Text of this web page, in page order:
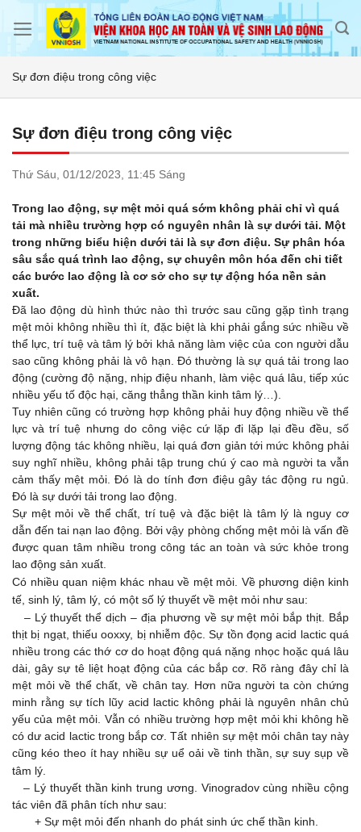
Sự đơn điệu trong công việc
Sự đơn điệu trong công việc
Thứ Sáu, 01/12/2023, 11:45 Sáng
Trong lao động, sự mệt mỏi quá sớm không phải chỉ vì quá
tải mà nhiều trường hợp có nguyên nhân là sự dưới tải. Một
trong những biểu hiện dưới tải là sự đơn điệu. Sự phân hóa
sâu sắc quá trình lao động, sự chuyên môn hóa đến chi tiết
các bước lao động là cơ sở cho sự tự động hóa nền sản
xuất.
Đã lao động dù hình thức nào thì trước sau cũng gặp tình trạng
mệt mỏi không nhiều thì ít, đặc biệt là khi phải gắng sức nhiều về
thể lực, trí tuệ và tâm lý bởi khả năng làm việc của con người dẫu
sao cũng không phải là vô hạn. Đó thường là sự quá tải trong lao
động (cường độ nặng, nhịp điệu nhanh, làm việc quá lâu, tiếp xúc
nhiều yếu tố độc hại, căng thẳng thần kinh tâm lý…).
Tuy nhiên cũng có trường hợp không phải huy động nhiều về thể
lực và trí tuệ nhưng do công việc cứ lặp đi lặp lại đều đều, số
lượng động tác không nhiều, lại quá đơn giản tới mức không phải
suy nghĩ nhiều, không phải tập trung chú ý cao mà người ta vẫn
cảm thấy mệt mỏi. Đó là do tính đơn điệu gây tác động ru ngủ.
Đó là sự dưới tải trong lao động.
Sự mệt mỏi về thể chất, trí tuệ và đặc biệt là tâm lý là nguy cơ
dẫn đến tai nạn lao động. Bởi vậy phòng chống mệt mỏi là vấn đề
được quan tâm nhiều trong công tác an toàn và sức khỏe trong
lao động sản xuất.
Có nhiều quan niệm khác nhau về mệt mỏi. Về phương diện kinh
tế, sinh lý, tâm lý, có một số lý thuyết về mệt mỏi như sau:
– Lý thuyết thể dịch – địa phương về sự mệt mỏi bắp thịt. Bắp
thịt bị ngạt, thiếu ooxxy, bị nhiễm độc. Sự tồn đọng acid lactic quá
nhiều trong các thớ cơ do hoạt động quá nặng nhọc hoặc quá lâu
dài, gây sự tê liệt hoạt động của các bắp cơ. Rõ ràng đây chỉ là
mệt mỏi về thể chất, về chân tay. Hơn nữa người ta còn chứng
minh rằng sự tích lũy acid lactic không phải là nguyên nhân chủ
yếu của mệt mỏi. Vẫn có nhiều trường hợp mệt mỏi khi không hề
có dư acid lactic trong bắp cơ. Tất nhiên sự mệt mỏi chân tay này
cũng kéo theo ít hay nhiều sự uể oải về tinh thần, sự suy sụp về
tâm lý.
– Lý thuyết thần kinh trung ương. Vinogradov cùng nhiều cộng
tác viên đã phân tích như sau:
+ Sự mệt mỏi đến nhanh do phát sinh ức chế thần kinh.